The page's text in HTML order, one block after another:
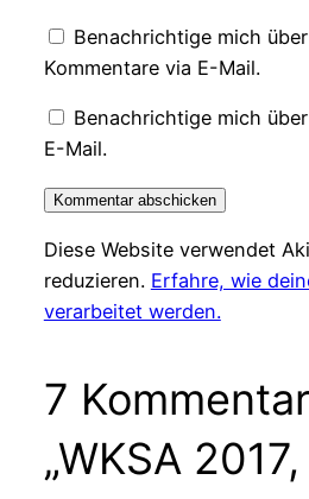
Benachrichtige mich
Kommentare via E-Mail.
Benachrichtige mich
E-Mail.
Diese Website verwendet
reduzieren. Erfahre, wie
verarbeitet werden.
7
„WKSA